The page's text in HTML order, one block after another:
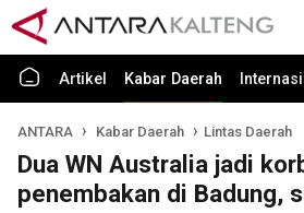
Artikel Kabar Daerah
ANTARA Kabar Daerah Lintas Daerah
Dua WN Australia jadi
penembakan di Badung,